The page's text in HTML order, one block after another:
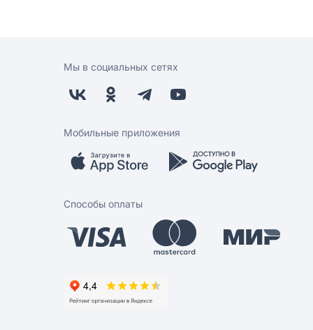
Мы в социальных сетях
Мобильные приложения
Способы оплаты